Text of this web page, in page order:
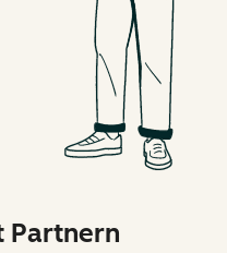
Partnern